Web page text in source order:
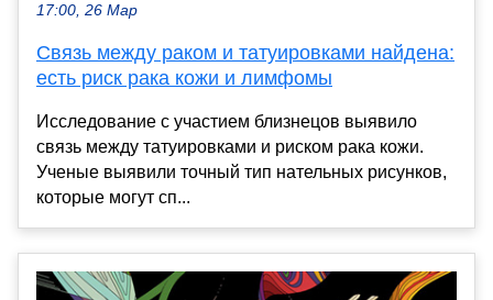
17:00, 26 Мар
Связь между раком и татуировками найдена:
есть риск рака кожи и лимфомы
Исследование с участием близнецов выявило
связь между татуировками и риском рака кожи.
Ученые выявили точный тип нательных рисунков,
которые могут сп...